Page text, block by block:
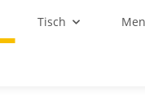
Tisch